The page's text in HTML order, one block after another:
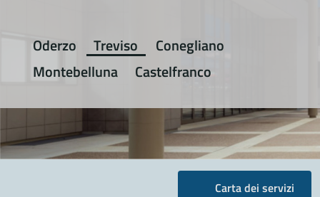
Oderzo Treviso
Conegliano
Montebelluna
Castelfranco
Carta dei servizi